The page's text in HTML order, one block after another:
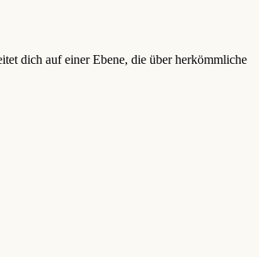
dich auf einer Ebene, die über herkömmliche